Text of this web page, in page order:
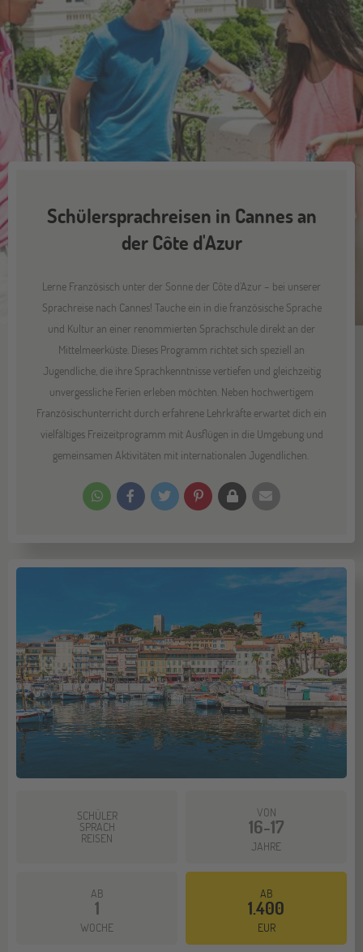
Schülersprachreisen in Cannes an
der Côte d'Azur
Lerne Französisch unter der Sonne der Côte d’Azur – bei unserer
Sprachreise nach Cannes! Tauche ein in die französische Sprache
und Kultur an einer renommierten Sprachschule direkt an der
Mittelmeerküste. Dieses Programm richtet sich speziell an
Jugendliche, die ihre Sprachkenntnisse vertiefen und gleichzeitig
unvergessliche Ferien erleben möchten. Neben hochwertigem
Französischunterricht durch erfahrene Lehrkräfte erwartet dich ein
vielfältiges Freizeitprogramm mit Ausflügen in die Umgebung und
gemeinsamen Aktivitäten mit internationalen Jugendlichen.
SCHÜLER
SPRACH
REISEN
VON
16-17
JAHRE
AB
1
WOCHE
AB
1.400
EUR